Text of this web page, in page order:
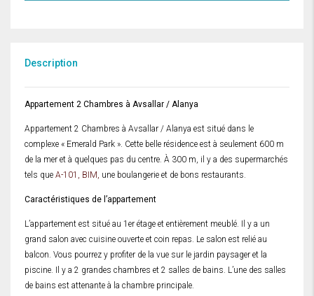
Description
Appartement 2 Chambres à Avsallar / Alanya
Appartement 2 Chambres à Avsallar / Alanya est situé dans le
complexe « Emerald Park ». Cette belle résidence est à seulement 600 m
de la mer et à quelques pas du centre. À 300 m, il y a des supermarchés
tels que A-101 , BIM, une boulangerie et de bons restaurants.
Caractéristiques de l’appartement
L’appartement est situé au 1er étage et entièrement meublé. Il y a un
grand salon avec cuisine ouverte et coin repas. Le salon est relié au
balcon. Vous pourrez y profiter de la vue sur le jardin paysager et la
piscine. Il y a 2 grandes chambres et 2 salles de bains. L’une des salles
de bains est attenante à la chambre principale.